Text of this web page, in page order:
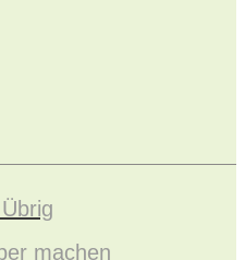
machen